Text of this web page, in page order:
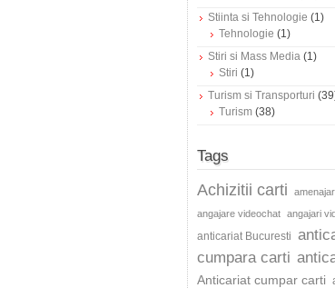
Stiinta si Tehnologie (1)
Tehnologie (1)
Stiri si Mass Media (1)
Stiri (1)
Turism si Transporturi
Turism (38)
Tags
Achizitii carti
angajare videochat angajari
anticariat Bucuresti
cumpara carti
Anticariat cumpar carti